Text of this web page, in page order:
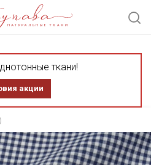
ткани!
акции